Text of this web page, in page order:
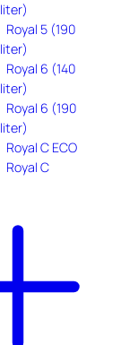
liter)
Royal 5 (190
liter)
Royal 6 (140
liter)
Royal 6 (190
liter)
Royal C ECO
Royal C